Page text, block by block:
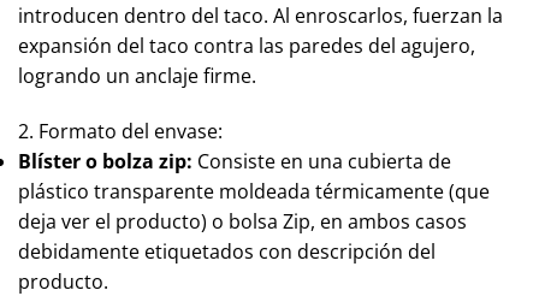
introducen dentro del taco. Al enroscarlos, fuerzan la
expansión del taco contra las paredes del agujero,
logrando un anclaje firme.
2. Formato del envase:
Blíster o bolza zip: Consiste en una cubierta de
plástico transparente moldeada térmicamente (que
deja ver el producto) o bolsa Zip, en ambos casos
debidamente etiquetados con descripción del
producto.